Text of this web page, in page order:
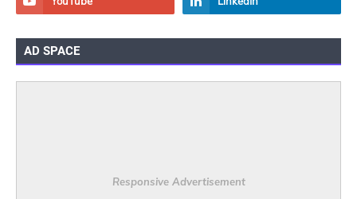
AD SPACE
Responsive Advertisement